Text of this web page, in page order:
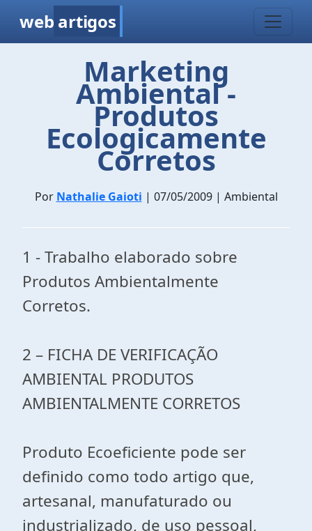
web artigos
Marketing
Ambiental -
Produtos
Ecologicamente
Corretos
Por Nathalie Gaioti | 07/05/2009 | Ambiental
1 - Trabalho elaborado sobre
Produtos Ambientalmente
Corretos.
2 – FICHA DE VERIFICAÇÃO
AMBIENTAL PRODUTOS
AMBIENTALMENTE CORRETOS
Produto Ecoeficiente pode ser
definido como todo artigo que,
artesanal, manufaturado ou
industrializado, de uso pessoal,